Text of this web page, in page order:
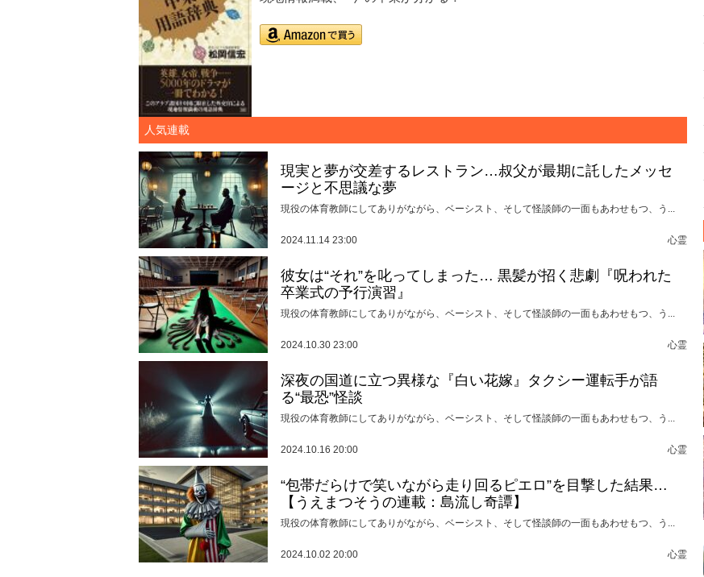
人気連載
現実と夢が交差するレストラン…叔父が最期に託したメッセ
ージと不思議な夢
現役の体育教師にしてありがながら、ベーシスト、そして怪談師の一面もあわせもつ、う...
2024.11.14 23:00 心霊
彼女は“それ”を叱ってしまった… 黒髪が招く悲劇『呪われた
卒業式の予行演習』
現役の体育教師にしてありがながら、ベーシスト、そして怪談師の一面もあわせもつ、う...
2024.10.30 23:00 心霊
深夜の国道に立つ異様な『白い花嫁』タクシー運転手が語
る“最恐”怪談
現役の体育教師にしてありがながら、ベーシスト、そして怪談師の一面もあわせもつ、う...
2024.10.16 20:00 心霊
“包帯だらけで笑いながら走り回るピエロ”を目撃した結果…
【うえまつそうの連載：島流し奇譚】
現役の体育教師にしてありがながら、ベーシスト、そして怪談師の一面もあわせもつ、う...
2024.10.02 20:00 心霊